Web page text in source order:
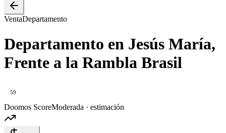
VentaDepartamento
Departamento en Jesús María,
Frente a la Rambla Brasil
59
Doomos ScoreModerada · estimación